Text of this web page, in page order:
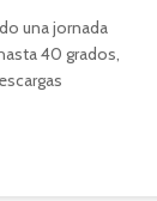
una jornada
40 grados,